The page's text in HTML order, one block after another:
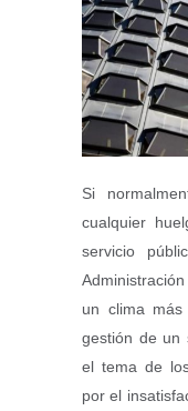
Si
cualquier
servicio
un clima
gestión de un
el tema de
por el